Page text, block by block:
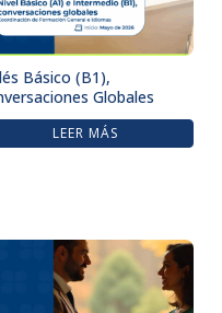
Básico (B1),
Globales
LEER MÁS